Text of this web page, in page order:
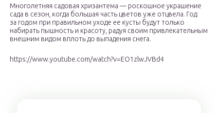
Многолетняя садовая хризантема — роскошное украшение
сада в сезон, когда большая часть цветов уже отцвела. Год
за годом при правильном уходе ее кусты будут только
набирать пышность и красоту, радуя своим привлекательным
внешним видом вплоть до выпадения снега.
https://www.youtube.com/watch?v=EO1zlwJVBd4